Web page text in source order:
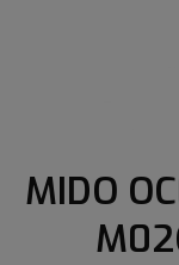
MIDO